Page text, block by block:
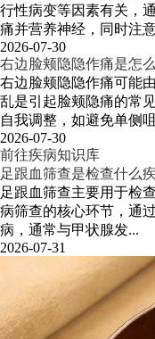
行性病变等因素有关，
痛并营养神经，同时注
2026-07-30
右边脸颊隐隐作痛是怎
右边脸颊隐隐作痛可能
乱是引起脸颊隐痛的常
自我调整，如避免单侧
2026-07-30
前往疾病知识库
足跟血筛查是检查什么
足跟血筛查主要用于检
病筛查的核心环节，通
病，通常与甲状腺发...
2026-07-31